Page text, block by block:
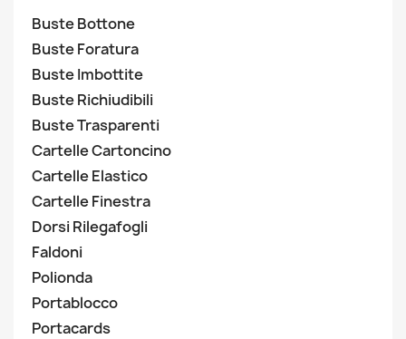
Buste Bottone
Buste Foratura
Buste Imbottite
Buste Richiudibili
Buste Trasparenti
Cartelle Cartoncino
Cartelle Elastico
Cartelle Finestra
Dorsi Rilegafogli
Faldoni
Polionda
Portablocco
Portacards